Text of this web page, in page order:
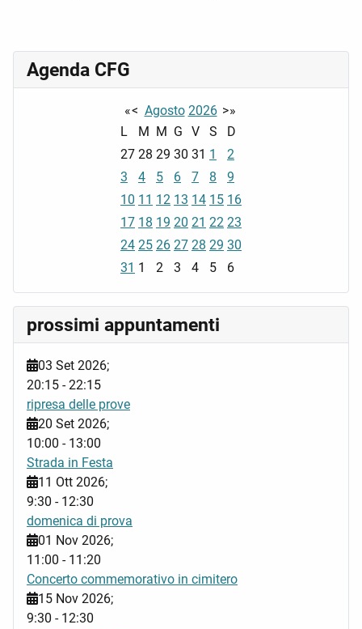
Agenda CFG
«< Agosto 2026 >»
L
M M G V S
D
27 28 29 30 31 1
2
3
4 5 6 7 8
9
10 11 12 13 14 15 16
17 18 19 20 21 22 23
24 25 26 27 28 29 30
31 1 2 3 4 5 6
prossimi appuntamenti
03 Set 2026;
20:15 -22:15
ripresa delle prove
20 Set 2026;
10:00 - 13:00
Strada in Festa
11 Ott 2026;
9:30 - 12:30
domenica di prova
01 Nov 2026;
11:00 - 11:20
Concerto commemorativo in cimitero
15 Nov 2026;
9:30 - 12:30